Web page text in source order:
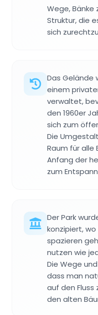
Wege, Bänke
Struktur, die
sich
Das Gelände
einem
verwaltet,
den 1960er
sich zum
Die
Raum für alle
Anfang der
zum
Der Park
konzipiert,
spazieren
nutzen wie
Die Wege
dass man
auf den Fluss
den alten